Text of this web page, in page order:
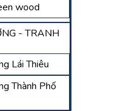
wood
- TRANH
Lái Thiêu
Thành Phố